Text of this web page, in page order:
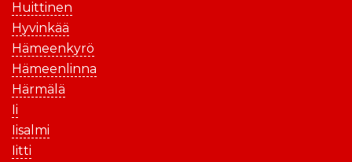
Huittinen
Hyvinkää
Hämeenkyrö
Hämeenlinna
Härmälä
Ii
Iisalmi
Iitti